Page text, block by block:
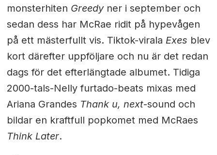
monsterhiten Greedyner i september och
sedan dess har McRae ridit på hypevågen
på ett mästerfullt vis. Tiktok-virala Exes blev
kort därefter uppföljare och nu är det redan
dags för det efterlängtade albumet. Tidiga
2000-tals-Nelly furtado-beats mixas med
Ariana Grandes Thank u, next-sound och
bildar en kraftfull popkomet med McRaes
Think Later.